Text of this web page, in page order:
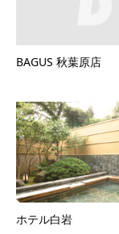
BAGUS 秋葉原店
ホテル白岩